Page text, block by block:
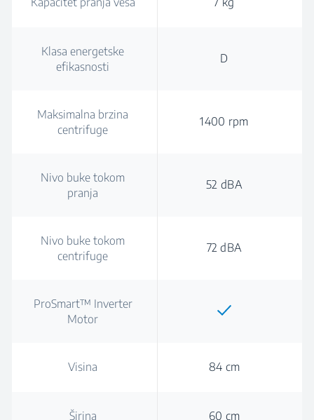
Klasa energetske
efikasnosti
D
Maksimalna brzina
centrifuge
1400 rpm
Nivo buke tokom
pranja
52 dBA
Nivo buke tokom
centrifuge
72 dBA
ProSmart™ Inverter
Motor
Visina 84 cm
Širina 60 cm